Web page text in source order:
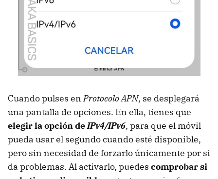
Cuando pulses enProtocolo APN, se desplegará
una pantalla de opciones. En ella, tienes que
elegir la opción deIPv4/IPv6, para que el móvil
pueda usar el segundo cuando esté disponible,
pero sin necesidad de forzarlo únicamente por si
da problemas. Al activarlo, puedes comprobar si